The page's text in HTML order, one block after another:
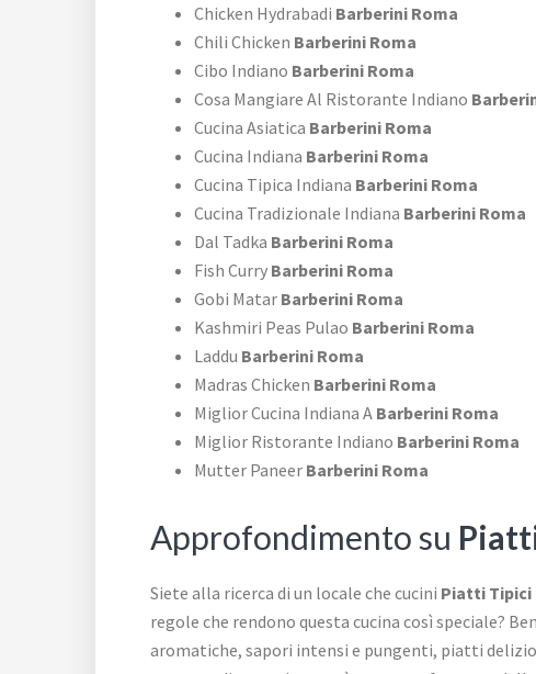
Chicken Hydrabadi Barberini Roma
Chili Chicken Barberini Roma
Cibo Indiano Barberini Roma
Cosa Mangiare Al Ristorante Indiano
Cucina Asiatica Barberini Roma
Cucina Indiana Barberini Roma
Cucina Tipica Indiana Barberini Roma
Cucina Tradizionale Indiana Barberini Roma
Dal Tadka Barberini Roma
Fish Curry Barberini Roma
Gobi Matar Barberini Roma
Kashmiri Peas Pulao Barberini Roma
Laddu Barberini Roma
Madras Chicken Barberini Roma
Miglior Cucina Indiana A Barberini Roma
Miglior Ristorante Indiano Barberini Roma
Mutter Paneer Barberini Roma
Approfondimento su
Siete alla ricerca di un locale che cucini Piatti Tipici
regole che rendono questa cucina così speciale?
aromatiche, sapori intensi e pungenti, piatti